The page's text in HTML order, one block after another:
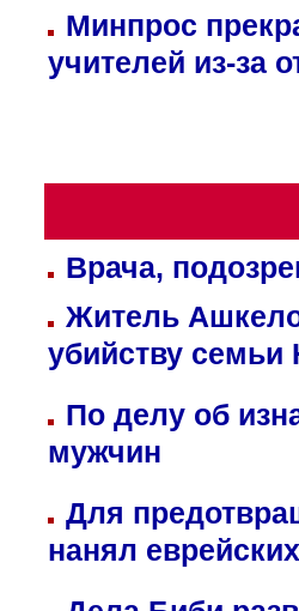
Минпрос
учителей из-за
Врача,
Житель
убийству семьи
По делу об
мужчин
Для
нанял